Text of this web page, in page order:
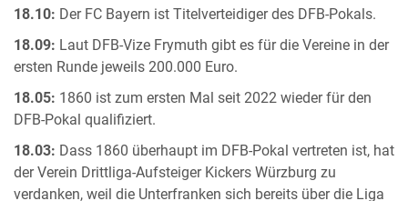
18.10: Der FC Bayern ist Titelverteidiger des DFB-Pokals.
18.09: Laut DFB-Vize Frymuth gibt es für die Vereine in der
ersten Runde jeweils 200.000 Euro.
18.05: 1860 ist zum ersten Mal seit 2022 wieder für den
DFB-Pokal qualifiziert.
18.03: Dass 1860 überhaupt im DFB-Pokal vertreten ist, hat
der Verein Drittliga-Aufsteiger Kickers Würzburg zu
verdanken, weil die Unterfranken sich bereits über die Liga